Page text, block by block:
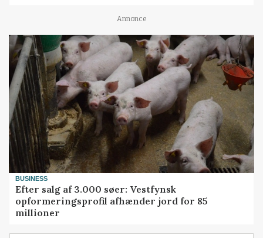
Annonce
BUSINESS
Efter salg af 3.000 søer: Vestfynsk
opformeringsprofil afhænder jord for 85
millioner